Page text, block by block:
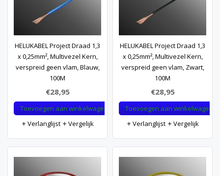
HELUKABEL Project Draad 1,3
x 0,25mm², Multivezel Kern,
verspreid geen vlam, Blauw,
100M
€28,95
Toevoegen aan winkelwagen
Verlanglijst
Vergelijk
HELUKABEL Project Draad 1,3
x 0,25mm², Multivezel Kern,
verspreid geen vlam, Zwart,
100M
€28,95
Toevoegen aan winkelwagen
Verlanglijst
Vergelijk